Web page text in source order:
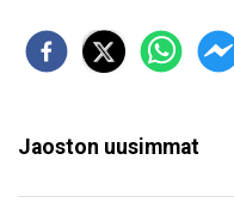
Jaoston uusimmat